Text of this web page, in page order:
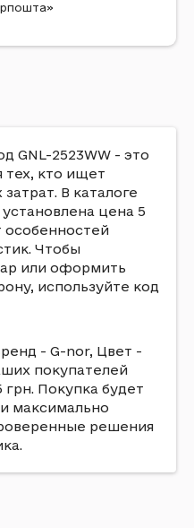
GNL-2523WW - это
тех, кто ищет
В каталоге
цена 5
особенностей
Чтобы
или оформить
используйте код
- G-nor, Цвет -
покупателей
Покупка будет
максимально
решения